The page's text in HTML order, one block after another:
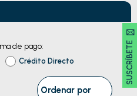
SUSCRÍBETE 🖂
de pago:
Crédito Directo
Ordenar por